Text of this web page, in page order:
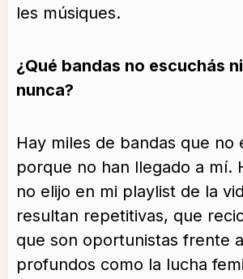
les músiques.
¿Qué bandas no escuchás
nunca?
Hay miles de bandas que no
porque no han llegado a mí.
no elijo en mi playlist de la
resultan repetitivas, que
que son oportunistas frente
profundos como la lucha